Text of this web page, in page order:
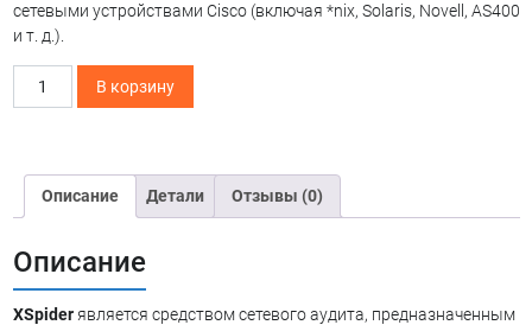
сетевыми устройствами Cisco (включая *nix, Solaris, Novell, AS400
и т. д.).
XSpider
В корзину
Описание Детали Отзывы (0)
Описание
XSpiderявляется средством сетевого аудита, предназначенным